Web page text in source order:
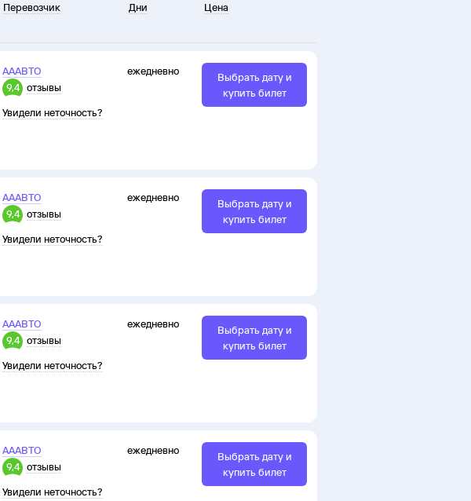
Перевозчик Дни Цена
АААВТО
9,4 отзывы
Увидели неточность?
ежедневно
Выбрать дату и
купить билет
АААВТО
9,4 отзывы
Увидели неточность?
ежедневно
Выбрать дату и
купить билет
АААВТО
9,4 отзывы
Увидели неточность?
ежедневно
Выбрать дату и
купить билет
АААВТО
9,4 отзывы
Увидели неточность?
ежедневно
Выбрать дату и
купить билет